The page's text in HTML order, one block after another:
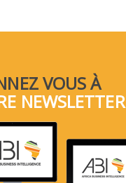
VOUS À
NEWSLETTER